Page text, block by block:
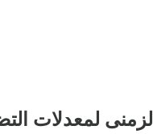
الزمنى لمعدلات